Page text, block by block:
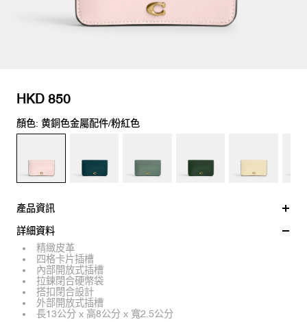
HKD 850
顏色: 黄銅色金屬配件/粉紅色
產品資訊
詳細資料
精緻皮革
四格卡片插槽
內部開放式插槽
拉鍊閉合硬幣袋
搭扣閉合設計
外部開放式插槽
長13公分 x 高8公分 x 寬2.5公分